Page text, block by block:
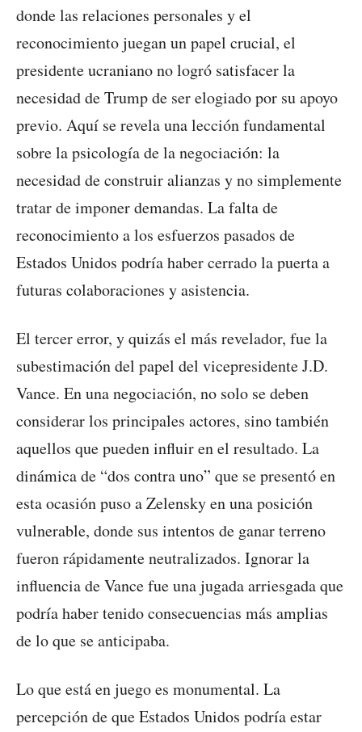
donde las relaciones personales y el
reconocimiento juegan un papel crucial, el
presidente ucraniano no logró satisfacer la
necesidad de Trump de ser elogiado por su apoyo
previo. Aquí se revela una lección fundamental
sobre la psicología de la negociación: la
necesidad de construir alianzas y no simplemente
tratar de imponer demandas. La falta de
reconocimiento a los esfuerzos pasados de
Estados Unidos podría haber cerrado la puerta a
futuras colaboraciones y asistencia.
El tercer error, y quizás el más revelador, fue la
subestimación del papel del vicepresidente J.D.
Vance. En una negociación, no solo se deben
considerar los principales actores, sino también
aquellos que pueden influir en el resultado. La
dinámica de “dos contra uno” que se presentó en
esta ocasión puso a Zelensky en una posición
vulnerable, donde sus intentos de ganar terreno
fueron rápidamente neutralizados. Ignorar la
influencia de Vance fue una jugada arriesgada que
podría haber tenido consecuencias más amplias
de lo que se anticipaba.
Lo que está en juego es monumental. La
percepción de que Estados Unidos podría estar